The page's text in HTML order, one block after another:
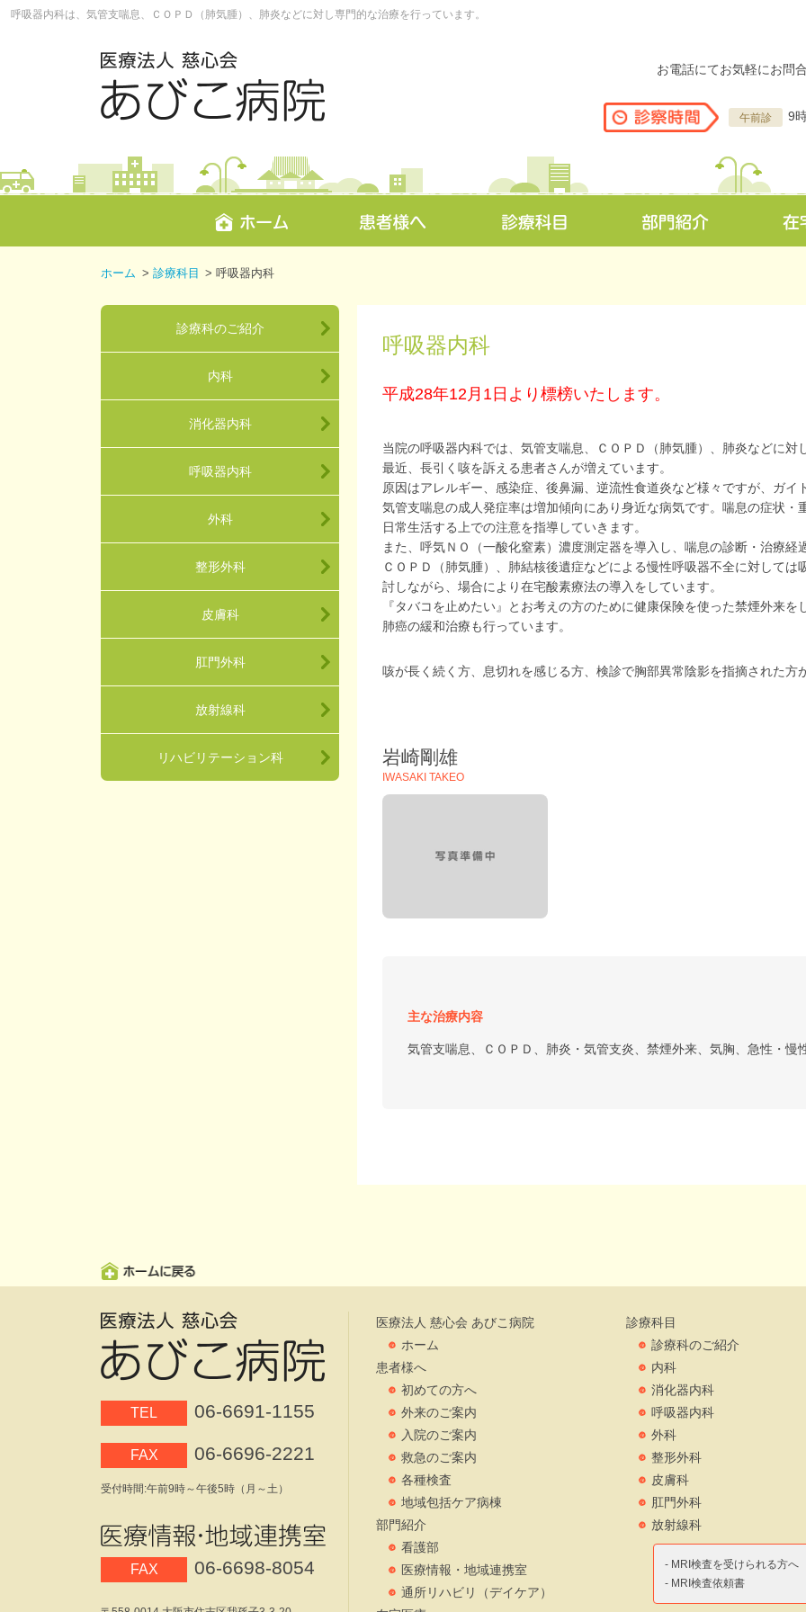
呼吸器内科は、気管支喘息、ＣＯＰＤ（肺気腫）、肺炎などに対し専門的な治療を行っています。
お電話にてお気軽にお問
午前診 9
ホーム > 診療科目 > 呼吸器内科
呼吸器内科
平成28年12月1日より標榜いたします。
当院の呼吸器内科では、気管支喘息、ＣＯＰＤ（肺気腫）、肺炎などに対
最近、長引く咳を訴える患者さんが増えています。
原因はアレルギー、感染症、後鼻漏、逆流性食道炎など様々ですが、ガイ
気管支喘息の成人発症率は増加傾向にあり身近な病気です。喘息の症状・
日常生活する上での注意を指導していきます。
また、呼気ＮＯ（一酸化窒素）濃度測定器を導入し、喘息の診断・治療経
ＣＯＰＤ（肺気腫）、肺結核後遺症などによる慢性呼吸器不全に対して
討しながら、場合により在宅酸素療法の導入をしています。
『タバコを止めたい』とお考えの方のために健康保険を使った禁煙外来を
肺癌の緩和治療も行っています。
咳が長く続く方、息切れを感じる方、検診で胸部異常陰影を指摘された方
岩崎剛雄
IWASAKI TAKEO
主な治療内容
気管支喘息、ＣＯＰＤ、肺炎・気管支炎、禁煙外来、気胸、急性・慢
診療科のご紹介
内科
消化器内科
呼吸器内科
外科
整形外科
皮膚科
肛門外科
放射線科
リハビリテーション科
医療法人 慈心会 あびこ病院
ホーム
患者様へ
初めての方へ
外来のご案内
入院のご案内
救急のご案内
各種検査
地域包括ケア病棟
部門紹介
看護部
医療情報・地域連携室
通所リハビリ（デイケア）
診療科目
診療科のご紹介
内科
消化器内科
呼吸器内科
外科
整形外科
皮膚科
肛門外科
放射線科
- MRI検査を受けられる方へ
- MRI検査依頼書
TEL 06-6691-1155
FAX 06-6696-2221
受付時間:午前9時～午後5時（月～土）
FAX 06-6698-8054